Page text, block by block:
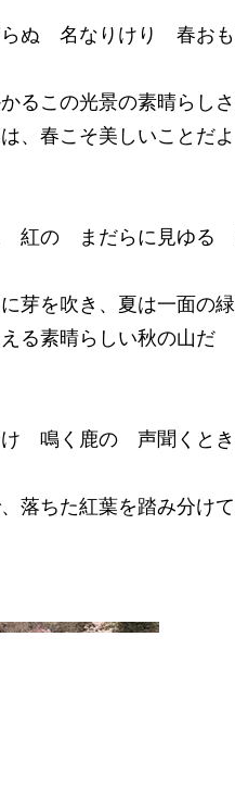
ぬ 名なりけり 春お
るこの光景の素晴らし
、春こそ美しいことだよ
紅の まだらに見ゆる
芽を吹き、夏は一面の
る素晴らしい秋の山だ
鳴く鹿の 声聞くと
落ちた紅葉を踏み分け